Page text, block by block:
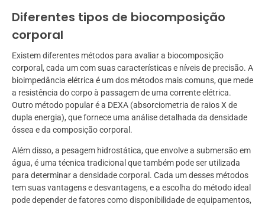
Diferentes tipos de biocomposição
corporal
Existem diferentes métodos para avaliar a biocomposição
corporal, cada um com suas características e níveis de precisão. A
bioimpedância elétrica é um dos métodos mais comuns, que mede
a resistência do corpo à passagem de uma corrente elétrica.
Outro método popular é a DEXA (absorciometria de raios X de
dupla energia), que fornece uma análise detalhada da densidade
óssea e da composição corporal.
Além disso, a pesagem hidrostática, que envolve a submersão em
água, é uma técnica tradicional que também pode ser utilizada
para determinar a densidade corporal. Cada um desses métodos
tem suas vantagens e desvantagens, e a escolha do método ideal
pode depender de fatores como disponibilidade de equipamentos,